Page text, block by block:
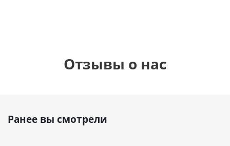
Отзывы о нас
Ранее вы смотрели